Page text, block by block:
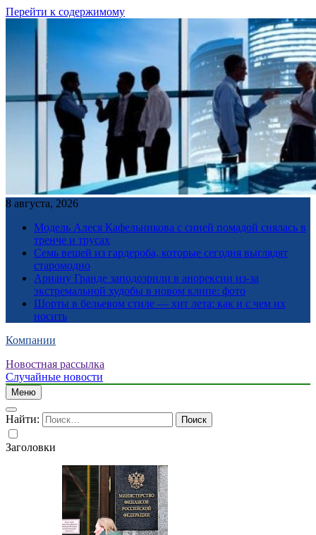
Перейти к содержимому
8 августа, 2026
Модель Алеся Кафельникова с синей помадой снялась в
тренче и трусах
Семь вещей из гардероба, которые сегодня выглядят
старомодно
Ариану Гранде заподозрили в анорексии из-за
экстремальной худобы в новом клипе: фото
Шорты в бельевом стиле — хит лета: как и с чем их
носить
Компании
Новостная рассылка
Случайные новости
Меню
Найти:
Заголовки